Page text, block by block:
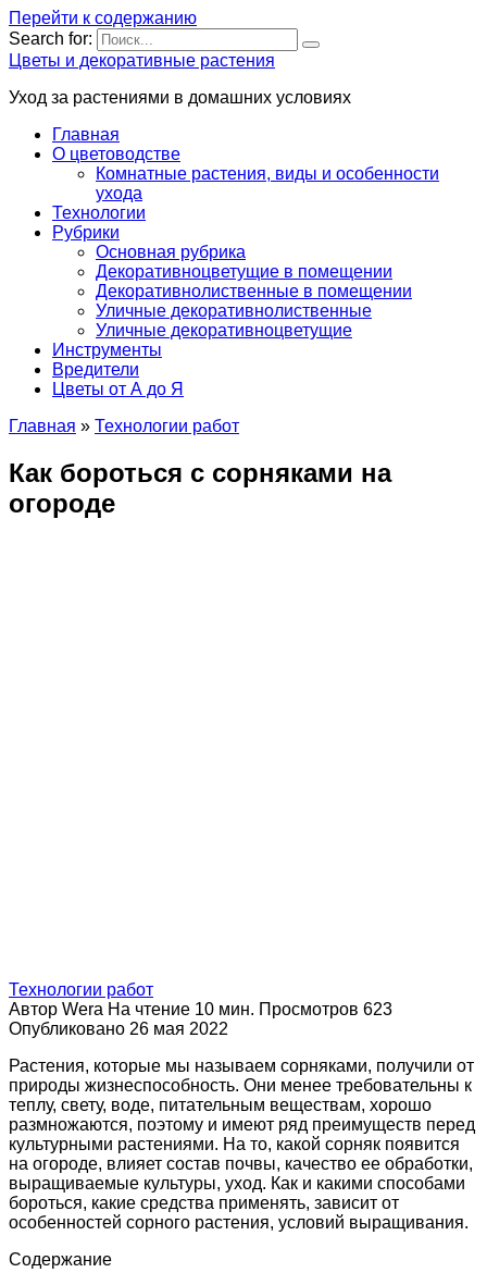
Перейти к содержанию
Search for:
Цветы и декоративные растения
Уход за растениями в домашних условиях
Главная
О цветоводстве
Комнатные растения, виды и особенности
ухода
Технологии
Рубрики
Основная рубрика
Декоративноцветущие в помещении
Декоративнолиственные в помещении
Уличные декоративнолиственные
Уличные декоративноцветущие
Инструменты
Вредители
Цветы от А до Я
Главная » Технологии работ
Как бороться с сорняками на
огороде
Технологии работ
Автор Wera На чтение 10 мин. Просмотров 623
Опубликовано 26 мая 2022
Растения, которые мы называем сорняками, получили от
природы жизнеспособность. Они менее требовательны к
теплу, свету, воде, питательным веществам, хорошо
размножаются, поэтому и имеют ряд преимуществ перед
культурными растениями. На то, какой сорняк появится
на огороде, влияет состав почвы, качество ее обработки,
выращиваемые культуры, уход. Как и какими способами
бороться, какие средства применять, зависит от
особенностей сорного растения, условий выращивания.
Содержание